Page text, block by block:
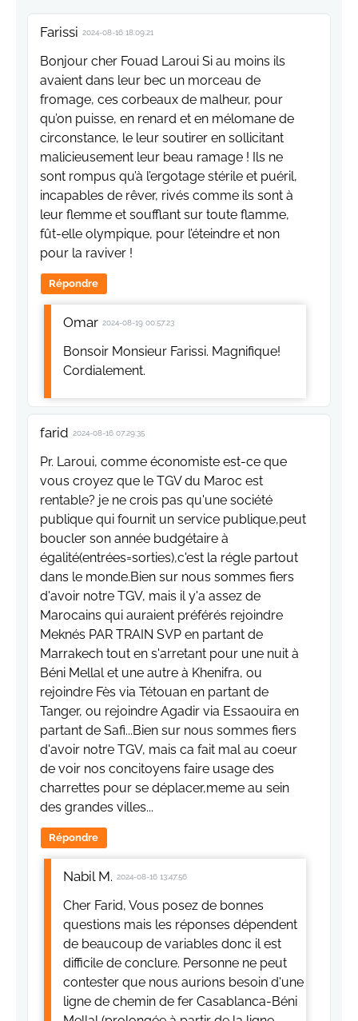
Farissi 2024-08-16 18:09:21
Bonjour cher Fouad Laroui Si au moins ils
avaient dans leur bec un morceau de
fromage, ces corbeaux de malheur, pour
qu’on puisse, en renard et en mélomane de
circonstance, le leur soutirer en sollicitant
malicieusement leur beau ramage ! Ils ne
sont rompus qu’à l’ergotage stérile et puéril,
incapables de rêver, rivés comme ils sont à
leur flemme et soufflant sur toute flamme,
fût-elle olympique, pour l’éteindre et non
pour la raviver !
Répondre
Omar 2024-08-19 00:57:23
Bonsoir Monsieur Farissi. Magnifique!
Cordialement.
farid 2024-08-16 07:29:35
Pr. Laroui, comme économiste est-ce que
vous croyez que le TGV du Maroc est
rentable? je ne crois pas qu'une société
publique qui fournit un service publique,peut
boucler son année budgétaire à
égalité(entrées=sorties),c'est la régle partout
dans le monde.Bien sur nous sommes fiers
d'avoir notre TGV, mais il y'a assez de
Marocains qui auraient préférés rejoindre
Meknés PAR TRAIN SVP en partant de
Marrakech tout en s'arretant pour une nuit à
Béni Mellal et une autre à Khenifra, ou
rejoindre Fès via Tétouan en partant de
Tanger, ou rejoindre Agadir via Essaouira en
partant de Safi...Bien sur nous sommes fiers
d'avoir notre TGV, mais ca fait mal au coeur
de voir nos concitoyens faire usage des
charrettes pour se déplacer,meme au sein
des grandes villes...
Répondre
Nabil M. 2024-08-16 13:47:56
Cher Farid, Vous posez de bonnes
questions mais les réponses dépendent
de beaucoup de variables donc il est
difficile de conclure. Personne ne peut
contester que nous aurions besoin d'une
ligne de chemin de fer Casablanca-Béni